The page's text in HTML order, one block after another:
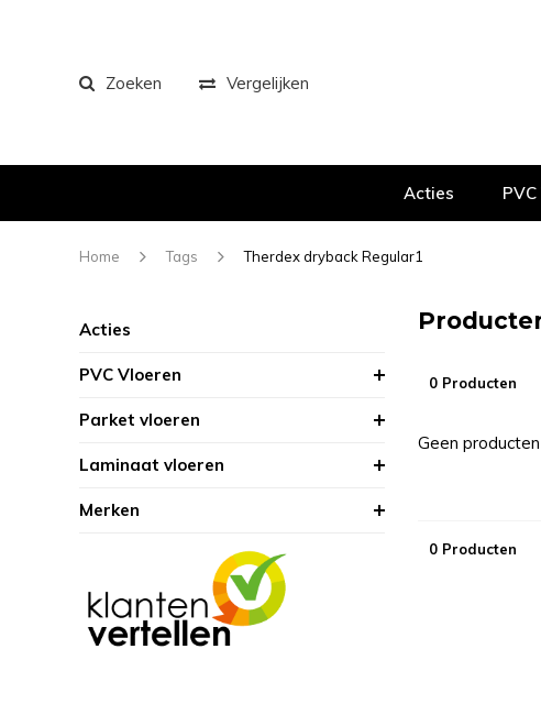
Zoeken Vergelijken
Acties
Home Tags Therdex dryback Regular1
Acties
PVC Vloeren
Parket vloeren
Laminaat vloeren
Merken
0 Producten
Geen
0 Producten